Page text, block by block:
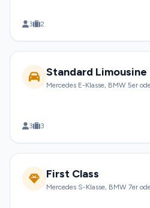
3 2
Standard Limousine
Mercedes E-Klasse, BMW 5er
3 3
First Class
Mercedes S-Klasse, BMW 7er